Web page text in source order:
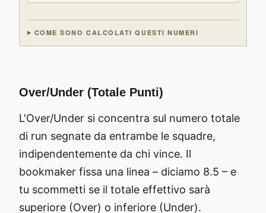
COME SONO CALCOLATI QUESTI NUMERI
Over/Under (Totale Punti)
L'Over/Under si concentra sul numero totale
di run segnate da entrambe le squadre,
indipendentemente da chi vince. Il
bookmaker fissa una linea – diciamo 8.5 – e
tu scommetti se il totale effettivo sarà
superiore (Over) o inferiore (Under).